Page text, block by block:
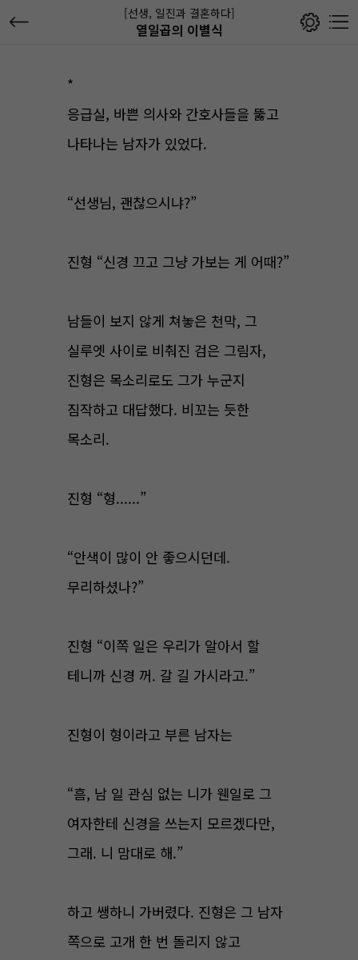
[선생, 일진과 결혼하다]
열일곱의 이별식
*
응급실, 바쁜 의사와 간호사들을 뚫고
나타나는 남자가 있었다.
“선생님, 괜찮으시냐?”
진형 “신경 끄고 그냥 가보는 게 어때?”
남들이 보지 않게 쳐놓은 천막, 그
실루엣 사이로 비춰진 검은 그림자,
진형은 목소리로도 그가 누군지
짐작하고 대답했다. 비꼬는 듯한
목소리.
진형 “형......”
“안색이 많이 안 좋으시던데.
무리하셨나?”
진형 “이쪽 일은 우리가 알아서 할
테니까 신경 꺼. 갈 길 가시라고.”
진형이 형이라고 부른 남자는
“흠, 남 일 관심 없는 니가 웬일로 그
여자한테 신경을 쓰는지 모르겠다만,
그래. 니 맘대로 해.”
하고 쌩하니 가버렸다. 진형은 그 남자
쪽으로 고개 한 번 돌리지 않고